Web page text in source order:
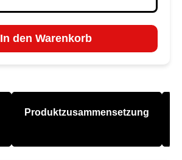
In den Warenkorb
Produktzusammensetzung